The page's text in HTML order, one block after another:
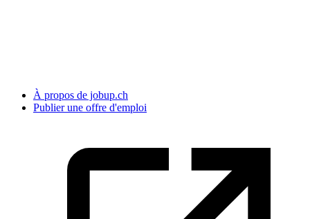
À propos de jobup.ch
Publier une offre d'emploi